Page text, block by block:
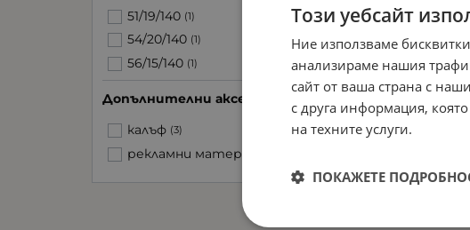
51/19/140 (1)
54/20/140 (1)
56/15/140 (1)
Допълнителни аксесоари
калъф (3)
рекламни материали
Този уебсайт
Ние използваме
анализираме нашия
сайт от ваша страна с
с друга информация,
на техните услуги.
ПОКАЖЕТЕ